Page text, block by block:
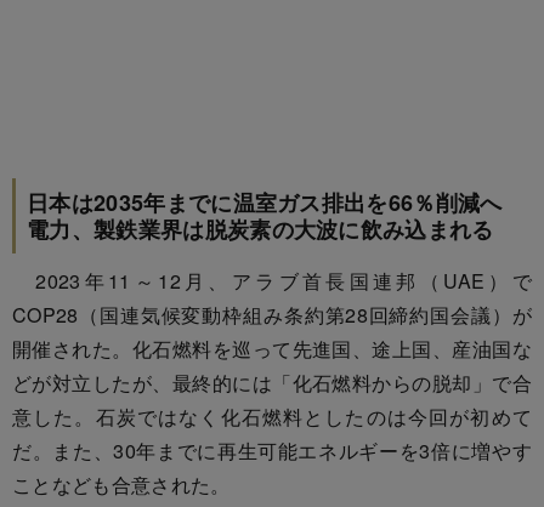
日本は2035年までに温室ガス排出を66％削減へ
電力、製鉄業界は脱炭素の大波に飲み込まれる
2023年11～12月、アラブ首長国連邦（UAE）で
COP28（国連気候変動枠組み条約第28回締約国会議）が
開催された。化石燃料を巡って先進国、途上国、産油国な
どが対立したが、最終的には「化石燃料からの脱却」で合
意した。石炭ではなく化石燃料としたのは今回が初めて
だ。また、30年までに再生可能エネルギーを3倍に増やす
ことなども合意された。